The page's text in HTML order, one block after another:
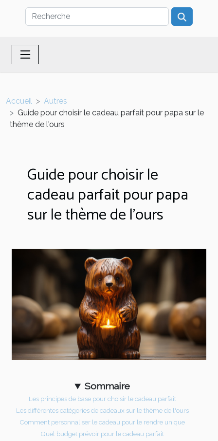
Accueil
Autres
Guide pour choisir le cadeau parfait pour papa sur le
thème de l'ours
Guide pour choisir le
cadeau parfait pour papa
sur le thème de l'ours
Sommaire
Les principes de base pour choisir le cadeau parfait
Les différentes catégories de cadeaux sur le thème de l'ours
Comment personnaliser le cadeau pour le rendre unique
Quel budget prévoir pour le cadeau parfait